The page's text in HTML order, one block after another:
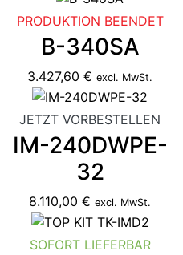
PRODUKTION BEENDET
B-340SA
3.427,60 € excl. MwSt.
JETZT VORBESTELLEN
IM-240DWPE-
32
8.110,00 € excl. MwSt.
SOFORT LIEFERBAR